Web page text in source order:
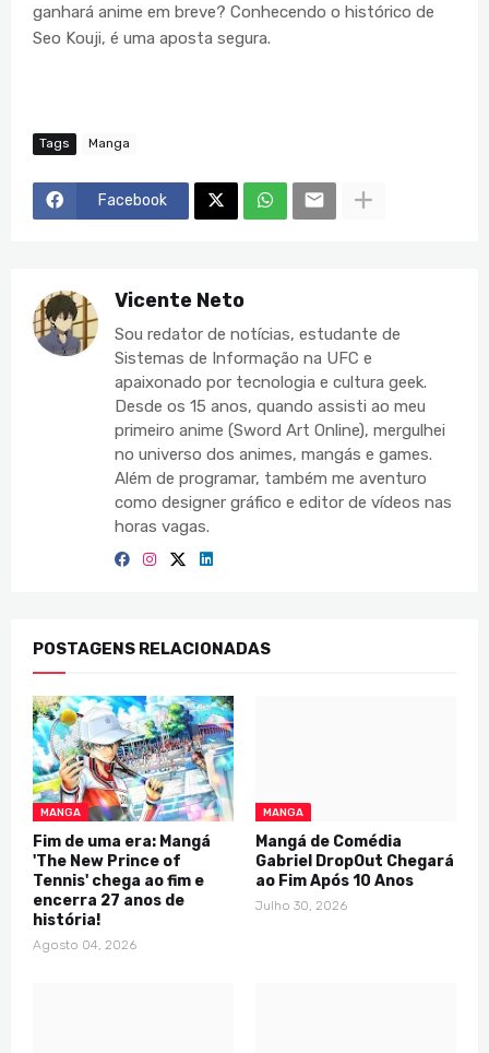
ganhará anime em breve? Conhecendo o histórico de
Seo Kouji, é uma aposta segura.
Tags Manga
Facebook
Vicente Neto
Sou redator de notícias, estudante de
Sistemas de Informação na UFC e
apaixonado por tecnologia e cultura geek.
Desde os 15 anos, quando assisti ao meu
primeiro anime (Sword Art Online), mergulhei
no universo dos animes, mangás e games.
Além de programar, também me aventuro
como designer gráfico e editor de vídeos nas
horas vagas.
POSTAGENS RELACIONADAS
MANGA
Fim de uma era: Mangá
'The New Prince of
Tennis' chega ao fim e
encerra 27 anos de
história!
Agosto 04, 2026
MANGA
Mangá de Comédia
Gabriel DropOut Chegará
ao Fim Após 10 Anos
Julho 30, 2026